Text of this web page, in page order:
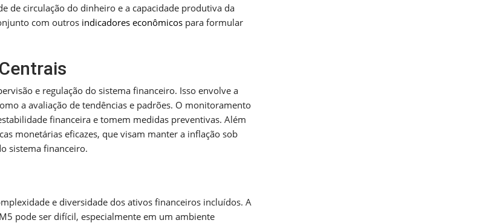
de circulação do dinheiro e a capacidade produtiva da
com outros indicadores econômicos para formular
e regulação do sistema financeiro. Isso envolve a
a avaliação de tendências e padrões. O monitoramento
financeira e tomem medidas preventivas. Além
monetárias eficazes, que visam manter a inflação sob
sistema financeiro.
e diversidade dos ativos financeiros incluídos. A
pode ser difícil, especialmente em um ambiente